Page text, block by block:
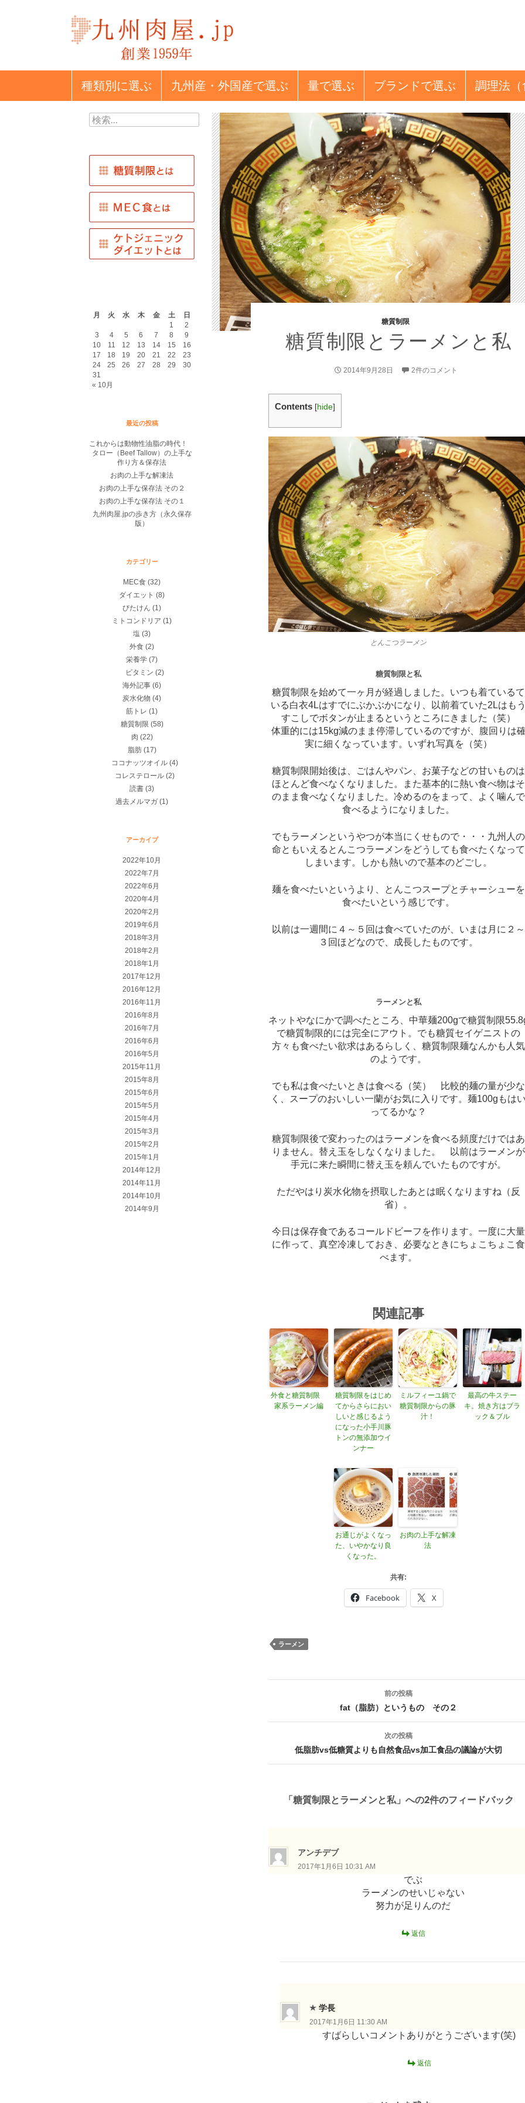
種類別 に選ぶ 九州産・外国産で選ぶ 量で選ぶ ブランドで選ぶ 調理法
糖質制限
糖質制限とラーメンと私
2014年9月28日 2件のコメント
Contents [hide]
とんこつラーメン
糖質制限と私
糖質制限を始めて一ヶ月が経過しました。いつも着ているて
いる白衣4Lはすでにぶかぶかになり、以前着ていた2Lはもう
すこしでボタンが止まるというところにきました（笑）
体重的には15kg減のまま停滞しているのですが、腹回りは確
実に細くなっています。いずれ写真を（笑）
糖質制限開始後は、ごはんやパン、お菓子などの甘いものは
ほとんど食べなくなりました。また基本的に熱い食べ物はそ
のまま食べなくなりました。冷めるのをまって、よく噛んで
食べるようになりました。
でもラーメンというやつが本当にくせもので・・・九州人の
命ともいえるとんこつラーメンをどうしても食べたくなって
しまいます。しかも熱いので基本のどごし。
麺を食べたいというより、とんこつスープとチャーシューを
食べたいという感じです。
以前は一週間に４～５回は食べていたのが、いまは月に２～
３回ほどなので、成長したものです。
ラーメンと私
ネットやなにかで調べたところ、中華麺200gで糖質制限
で糖質制限的には完全にアウト。でも糖質セイゲニストの
方々も食べたい欲求はあるらしく、糖質制限麺なんかも人気
のようです。
でも私は食べたいときは食べる（笑） 比較的麺の量が少な
く、スープのおいしい一蘭がお気に入りです。麺100gもはい
ってるかな？
糖質制限後で変わったのはラーメンを食べる頻度だけではあ
りません。替え玉をしなくなりました。 以前はラーメンが
手元に来た瞬間に替え玉を頼んでいたものですが。
ただやはり炭水化物を摂取したあとは眠くなりますね（反
省）。
今日は保存食であるコールドビーフを作ります。一度に大量
に作って、真空冷凍しておき、必要なときにちょこちょこ食
べます。
関連記事
外食と糖質制限
家系ラーメン編
糖質制限をはじめ
てからさらにおい
しいと感じるよう
になった小手川豚
トンの無添加ウイ
ンナー
ミルフィーユ鍋で
糖質制限からの豚
汁！
最高の牛ステー
キ。焼き方はブラ
ック＆ブル
お通じがよくなっ
た、いやかなり良
くなった。
お肉の上手な解凍
法
共有:
Facebook X
ラーメン
ン
前の投稿
fat（脂肪）というもの その２
次の投稿
低脂肪vs低糖質よりも自然食品vs加工食品の議論が大切
「糖質制限とラーメンと私」への2件のフィードバック
アンチデブ
2017年1月6日 10:31 AM
でぶ
ラーメンのせいじゃない
努力が足りんのだ
返信
学長
2017年1月6日 11:30 AM
すばらしいコメントありがとうございます(笑)
返信
検
索:
月 火 水 木 金 土
日
1
2
3
4 5 6 7 8
9
10
11 12 13 14 15
16
17
18 19 20 21 22
23
24
25 26 27 28 29
30
31
« 10月
最近の投稿
これからは動物性油脂の時代！
タロー（Beef Tallow）の上手な
作り方＆保存法
お肉の上手な解凍法
お肉の上手な保存法 その２
お肉の上手な保存法 その１
九州肉屋.jpの歩き方（永久保存
版）
カテゴリー
MEC食 (32)
ダイエット (8)
びたけん (1)
ミトコンドリア (1)
塩 (3)
外食 (2)
栄養学 (7)
ビタミン (2)
海外記事 (6)
炭水化物 (4)
筋トレ (1)
糖質制限 (58)
肉 (22)
脂肪(17)
ココナッツオイル (4)
コレステロール (2)
読書 (3)
過去メルマガ (1)
アーカイブ
2022年10月
2022年7月
2022年6月
2020年4月
2020年2月
2019年6月
2018年3月
2018年2月
2018年1月
2017年12月
2016年12月
2016年11月
2016年8月
2016年7月
2016年6月
2016年5月
2015年11月
2015年8月
2015年6月
2015年5月
2015年4月
2015年3月
2015年2月
2015年1月
2014年12月
2014年11月
2014年10月
2014年9月